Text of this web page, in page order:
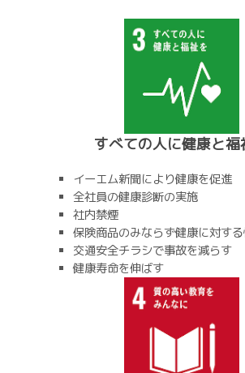
すべての人に健康と福
イーエム新聞により健康を促進
全社員の健康診断の実施
社内禁煙
保険商品のみならず健康に対す
交通安全チラシで事故を減らす
健康寿命を伸ばす